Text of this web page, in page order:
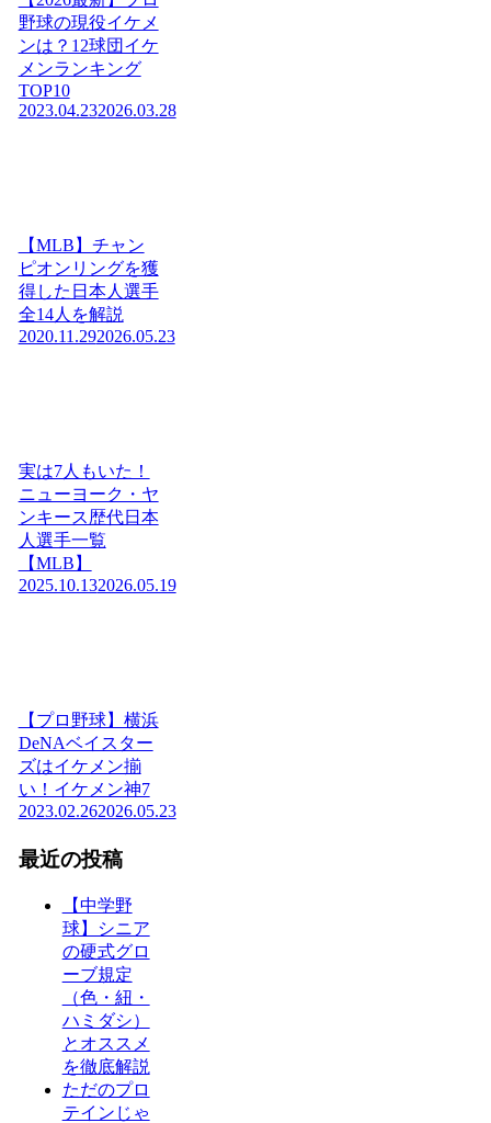
野球の現役イケメ
ンは？12球団イケ
メンランキング
TOP10
2023.04.232026.03.28
【MLB】チャン
ピオンリングを獲
得した日本人選手
全14人を解説
2020.11.292026.05.23
実は7人もいた！
ニューヨーク・ヤ
ンキース歴代日本
人選手一覧
【MLB】
2025.10.132026.05.19
【プロ野球】横浜
DeNAベイスター
ズはイケメン揃
い！イケメン神7
2023.02.262026.05.23
最近の投稿
【中学野
球】シニア
の硬式グロ
ーブ規定
（色・紐・
ハミダシ）
とオススメ
を徹底解説
ただのプロ
テインじゃ